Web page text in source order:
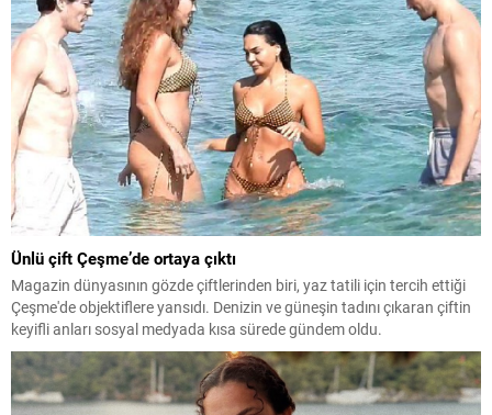
Ünlü çift Çeşme’de ortaya çıktı
Magazin dünyasının gözde çiftlerinden biri, yaz tatili için tercih ettiği
Çeşme'de objektiflere yansıdı. Denizin ve güneşin tadını çıkaran çiftin
keyifli anları sosyal medyada kısa sürede gündem oldu.